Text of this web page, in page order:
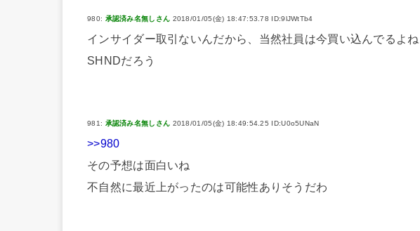
980: 承認済み名無しさん 2018/01/05(金) 18:47:53.78 ID:9lJWtTb4
インサイダー取引ないんだから、当然社員は今買い込んでるよ
SHNDだろう
981: 承認済み名無しさん 2018/01/05(金) 18:49:54.25 ID:U0o5UNaN
>>980
その予想は面白いね
不自然に最近上がったのは可能性ありそうだわ